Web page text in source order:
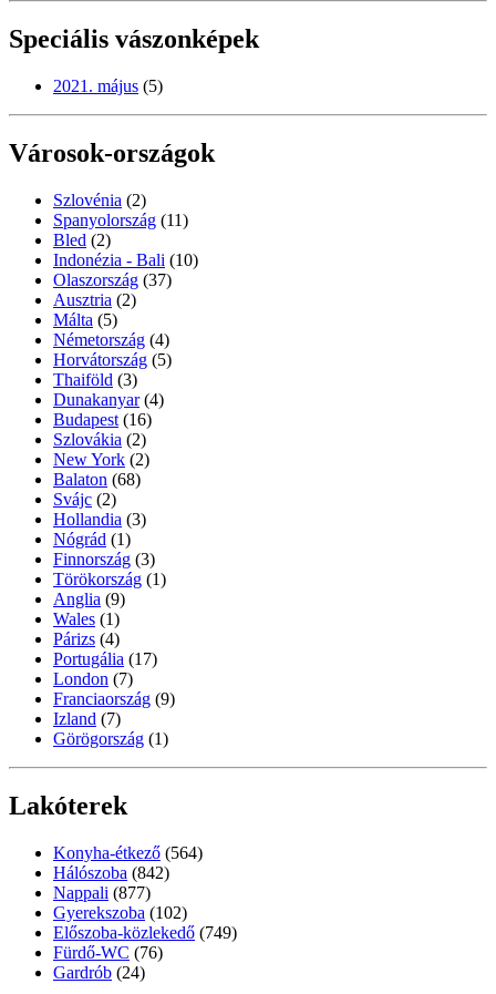
Speciális vászonképek
2021. május (5)
Városok-országok
Szlovénia (2)
Spanyolország (11)
Bled (2)
Indonézia - Bali (10)
Olaszország (37)
Ausztria (2)
Málta (5)
Németország (4)
Horvátország (5)
Thaiföld (3)
Dunakanyar (4)
Budapest (16)
Szlovákia (2)
New York (2)
Balaton (68)
Svájc (2)
Hollandia (3)
Nógrád (1)
Finnország (3)
Törökország (1)
Anglia (9)
Wales (1)
Párizs (4)
Portugália (17)
London (7)
Franciaország (9)
Izland (7)
Görögország (1)
Lakóterek
Konyha-étkező (564)
Hálószoba (842)
Nappali (877)
Gyerekszoba (102)
Előszoba-közlekedő (749)
Fürdő-WC (76)
Gardrób (24)